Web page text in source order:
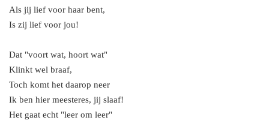
Als jij lief voor haar bent,
Is zij lief voor jou!
Dat "voort wat, hoort wat"
Klinkt wel braaf,
Toch komt het daarop neer
Ik ben hier meesteres, jij slaaf!
Het gaat echt "leer om leer"